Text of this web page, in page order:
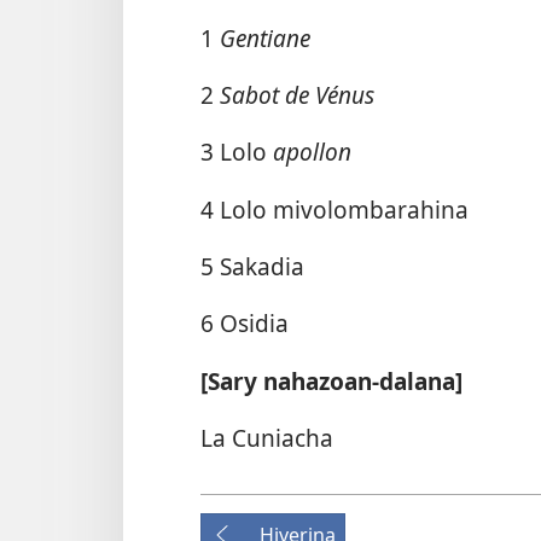
1 Gentiane
2 Sabot de Vénus
3 Lolo apollon
4 Lolo mivolombarahina
5 Sakadia
6 Osidia
[Sary nahazoan-dalana]
La Cuniacha
Hiverina